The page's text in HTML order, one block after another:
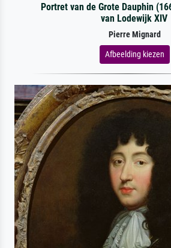
Portret van de Grote Dauphin
van Lodewijk XIV
Pierre Mignard
Afbeelding kiezen